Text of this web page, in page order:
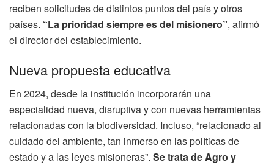
reciben solicitudes de distintos puntos del país y otros
países. “La prioridad siempre es del misionero”, afirmó
el director del establecimiento.
Nueva propuesta educativa
En 2024, desde la institución incorporarán una
especialidad nueva, disruptiva y con nuevas herramientas
relacionadas con la biodiversidad. Incluso, “relacionado al
cuidado del ambiente, tan inmerso en las políticas de
estado y a las leyes misioneras”. Se trata deAgro y